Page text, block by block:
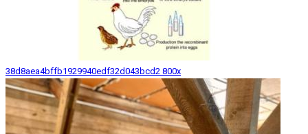
38d8aea4bffb1929940edf32d043bcd2 800x